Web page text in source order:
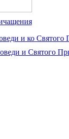
и Святого